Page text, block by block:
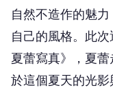
自然不造作的魅
自己的風格。此
夏蕾寫真》，夏
於這個夏天的光